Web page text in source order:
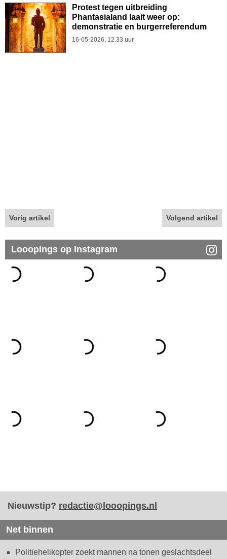
Protest tegen uitbreiding
Phantasialand laait weer op:
demonstratie en burgerreferendum
16-05-2026, 12.33 uur
Vorig artikel Volgend artikel
Looopings op Instagram
Nieuwstip? redactie@looopings.nl
Net binnen
Politiehelikopter zoekt mannen na tonen geslachtsdeel